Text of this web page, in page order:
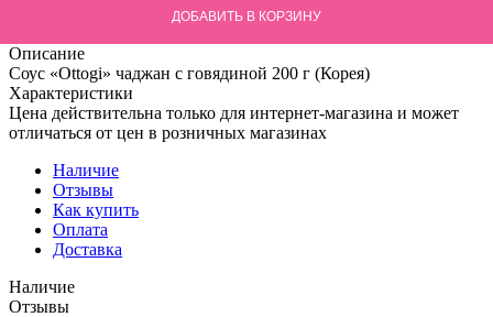
ДОБАВИТЬ В КОРЗИНУ
Описание
Соус «Ottogi» чаджан с говядиной 200 г (Корея)
Характеристики
Цена действительна только для интернет-магазина и может
отличаться от цен в розничных магазинах
Наличие
Отзывы
Как купить
Оплата
Доставка
Наличие
Отзывы